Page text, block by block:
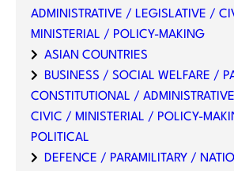
ADMINISTRATIVE / LEGISLATIVE /
MINISTERIAL / POLICY-MAKING
ASIAN COUNTRIES
BUSINESS / SOCIAL WELFARE /
CONSTITUTIONAL /
CIVIC / MINISTERIAL / POLICY-
POLITICAL
DEFENCE / PARAMILITARY /